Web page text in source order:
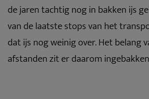
de jaren tachtig nog in bakken ijs
van de laatste stops van het
dat ijs nog weinig over. Het belang
afstanden zit er daarom